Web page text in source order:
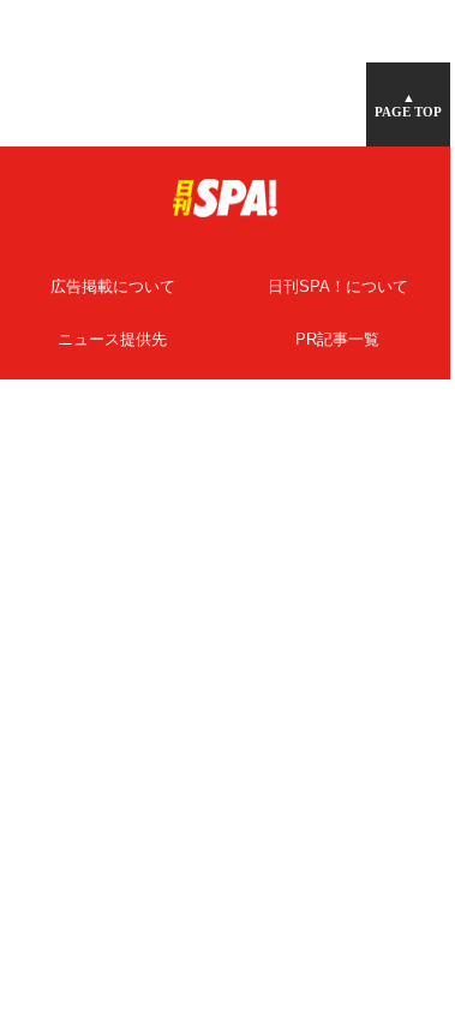
▲
PAGE TOP
広告掲載について 日刊SPA！について
ニュース提供先 PR記事一覧